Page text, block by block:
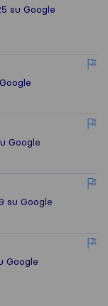
su Google
Google
su Google
Google